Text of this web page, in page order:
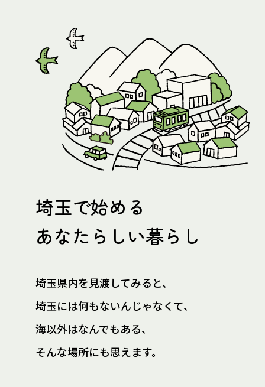
埼玉で始める
あなたらしい暮らし
埼玉県内を見渡してみると、
埼玉には何もないんじゃなくて、
海以外はなんでもある、
そんな場所にも思えます。